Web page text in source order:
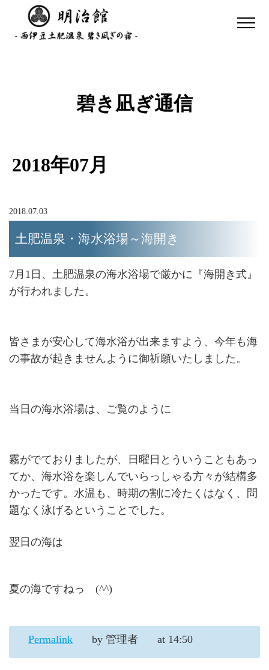
碧き凪ぎ通信
2018年07月
2018.07.03
土肥温泉・海水浴場～海開き
7月1日、土肥温泉の海水浴場で厳かに『海開き式』
が行われました。
皆さまが安心して海水浴が出来ますよう、今年も海
の事故が起きませんように御祈願いたしました。
当日の海水浴場は、ご覧のように
霧がでておりましたが、日曜日とういうこともあっ
てか、海水浴を楽しんでいらっしゃる方々が結構多
かったです。水温も、時期の割に冷たくはなく、問
題なく泳げるということでした。
翌日の海は
夏の海ですねっ (^^)
Permalink by 管理者 at 14:50